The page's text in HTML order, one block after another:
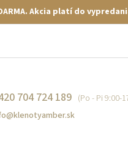
Akcia platí do
704 724 189